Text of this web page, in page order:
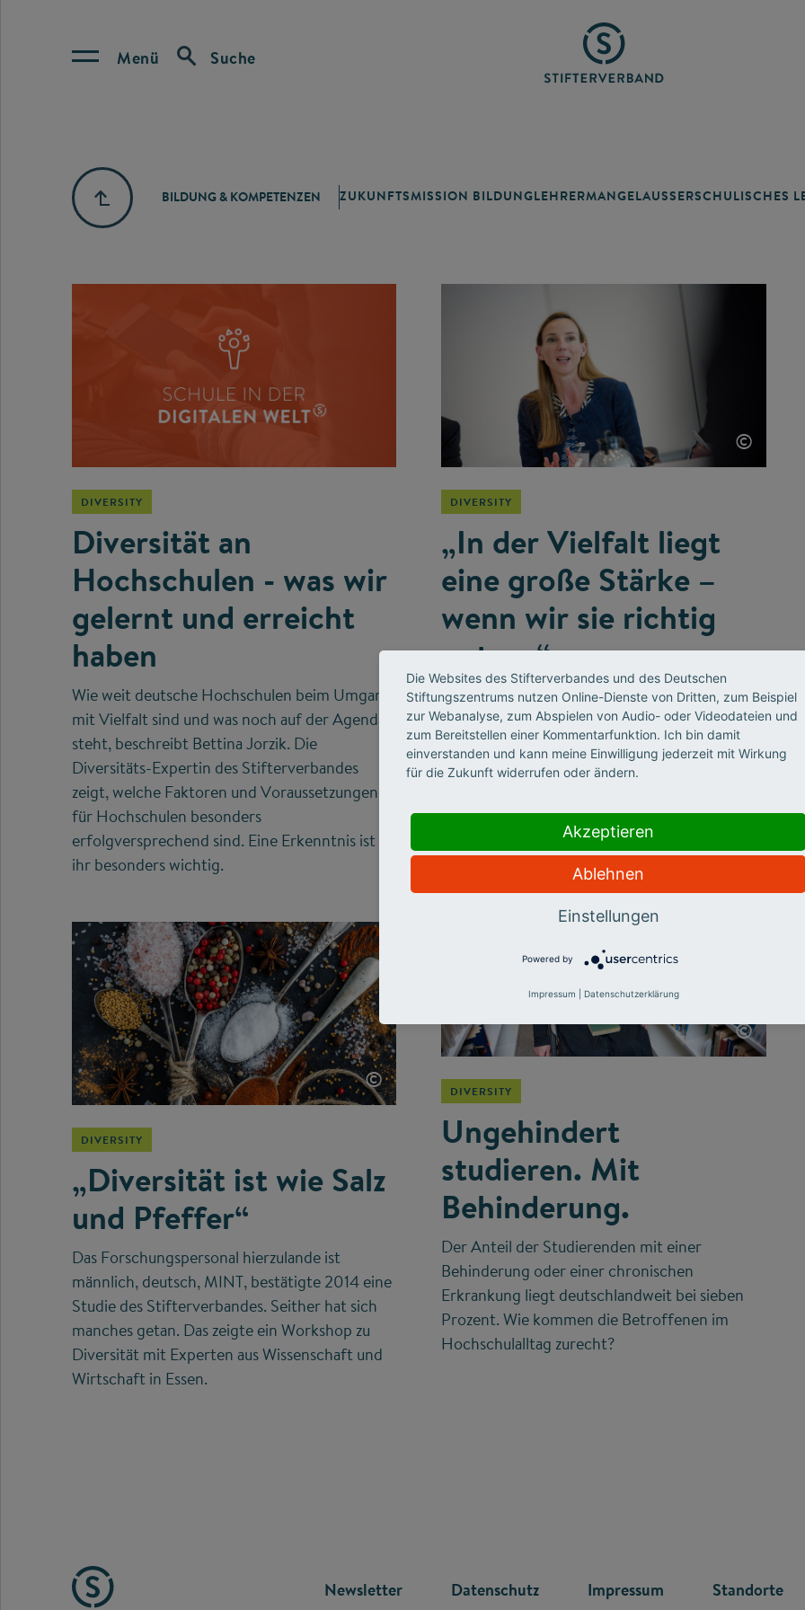
Menü Suche
BILDUNG & KOMPETENZEN ZUKUNFTSMISSION BILDUNGLEHRERMANGELAUSSERSCHULISCHES
DIVERSITY
Diversität an
Hochschulen - was wir
gelernt und erreicht
haben
Wie weit deutsche Hochschulen beim Umgang
mit Vielfalt sind und was noch auf der Agenda
steht, beschreibt Bettina Jorzik. Die
Diversitäts-Expertin des Stifterverbandes
zeigt, welche Faktoren und Voraussetzungen
für Hochschulen besonders
erfolgversprechend sind. Eine Erkenntnis ist
ihr besonders wichtig.
©
DIVERSITY
„In der Vielfalt liegt
eine große Stärke –
wenn wir sie richtig
nutzen“
Henkel-Chefin Simone Bagel-Trah war in
Deutschland die erste Frau an der Aufsichts-
Spitze eines Dax-Konzerns. Ein Gespräch über
die Bedeutung von Diversity für Unternehmen
chancengerechten Bildung.
©
DIVERSITY
„Diversität ist wie Salz
und Pfeffer“
Das Forschungspersonal hierzulande ist
männlich, deutsch, MINT, bestätigte 2014 eine
Studie des Stifterverbandes. Seither hat sich
manches getan. Das zeigte ein Workshop zu
Diversität mit Experten aus Wissenschaft und
Wirtschaft in Essen.
©
DIVERSITY
Ungehindert
studieren. Mit
Behinderung.
Der Anteil der Studierenden mit einer
Behinderung oder einer chronischen
Erkrankung liegt deutschlandweit bei sieben
Prozent. Wie kommen die Betroffenen im
Hochschulalltag zurecht?
FOOTER
Newsletter Datenschutz Impressum Standorte
Die Websites des Stifterverbandes und des Deutschen
Stiftungszentrums nutzen Online-Dienste von Dritten, zum Beispiel
zur Webanalyse, zum Abspielen von Audio- oder Videodateien und
zum Bereitstellen einer Kommentarfunktion. Ich bin damit
einverstanden und kann meine Einwilligung jederzeit mit Wirkung
für die Zukunft widerrufen oder ändern.
Akzeptieren
Ablehnen
Einstellungen
Powered by
Impressum Datenschutzerklärung